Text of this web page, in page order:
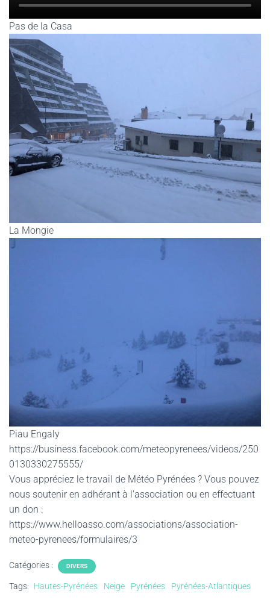
Pas de la Casa
La Mongie
Piau Engaly
https://business.facebook.com/meteopyrenees/videos/250
0130330275555/
Vous appréciez le travail de Météo Pyrénées ? Vous pouvez
nous soutenir en adhérant à l'association ou en effectuant
un don :
https://www.helloasso.com/associations/association-
meteo-pyrenees/formulaires/3
Catégories : DIVERS
Tags: Hautes-Pyrénées Neige Pyrénées Pyrénées-Atlantiques